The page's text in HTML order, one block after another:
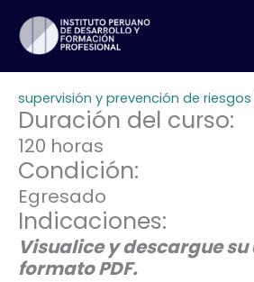
content
supervisión y prevención de
Duración del curso:
120 horas
Condición:
Egresado
Indicaciones:
Visualice y descargue
formato PDF.